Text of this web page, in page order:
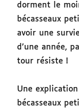
dorment le
bécasseaux
avoir une
d’une année,
tour résiste !
Une
bécasseaux